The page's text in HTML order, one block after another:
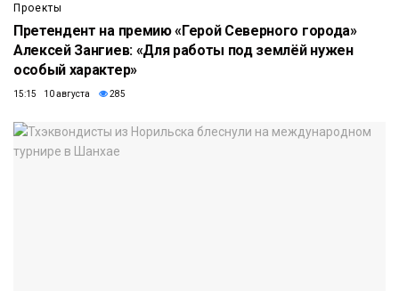
Проекты
Претендент на премию «Герой Северного города»
Алексей Зангиев: «Для работы под землёй нужен
особый характер»
15:15 10 августа 285